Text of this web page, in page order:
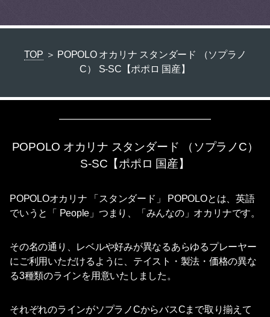
TOP ＞ POPOLO オカリナ スタンダード （ソプラノ
C） S-SC【ポポロ 国産】
POPOLO オカリナ スタンダード （ソプラノC）
S-SC【ポポロ 国産】
POPOLOオカリナ 「スタンダード」 POPOLOとは、英語
でいうと「 People」つまり、「みんなの」オカリナです。
その名の通り、レベルや好みが異なるあらゆるプレーヤー
にご利用いただけるように、テイスト・製法・価格の異な
る3種類のラインを用意いたしました。
それぞれのラインがソプラノCからバスCまで取り揃えて